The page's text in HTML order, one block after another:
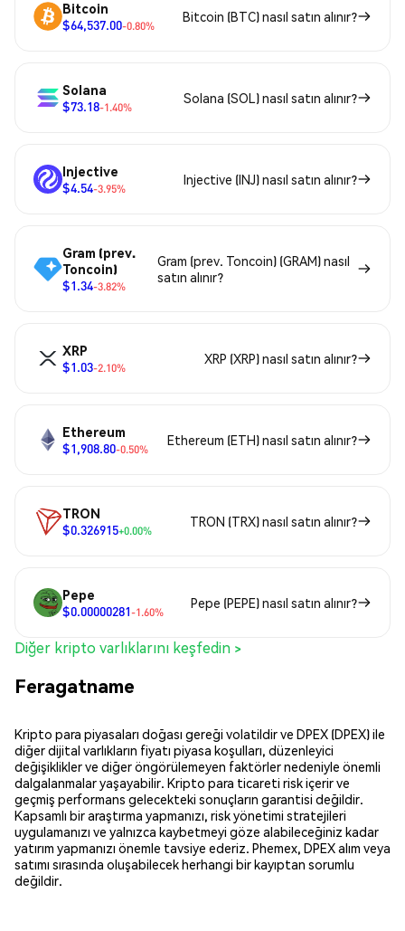
Bitcoin
$64,537.00-0.80%
Bitcoin (BTC) nasıl satın alınır?
Solana
$73.18-1.40%
Solana (SOL) nasıl satın alınır?
Injective
$4.54-3.95%
Injective (INJ) nasıl satın alınır?
Gram (prev.
Toncoin)
$1.34-3.82%
Gram (prev. Toncoin) (GRAM) nasıl
satın alınır?
XRP
$1.03-2.10%
XRP (XRP) nasıl satın alınır?
Ethereum
$1,908.80-0.50%
Ethereum (ETH) nasıl satın alınır?
TRON
$0.326915+0.00%
TRON (TRX) nasıl satın alınır?
Pepe
$0.00000281-1.60%
Pepe (PEPE) nasıl satın alınır?
Diğer kripto varlıklarını keşfedin >
Feragatname
Kripto para piyasaları doğası gereği volatildir ve DPEX (DPEX) ile
diğer dijital varlıkların fiyatı piyasa koşulları, düzenleyici
değişiklikler ve diğer öngörülemeyen faktörler nedeniyle önemli
dalgalanmalar yaşayabilir. Kripto para ticareti risk içerir ve
geçmiş performans gelecekteki sonuçların garantisi değildir.
Kapsamlı bir araştırma yapmanızı, risk yönetimi stratejileri
uygulamanızı ve yalnızca kaybetmeyi göze alabileceğiniz kadar
yatırım yapmanızı önemle tavsiye ederiz. Phemex, DPEX alım veya
satımı sırasında oluşabilecek herhangi bir kayıptan sorumlu
değildir.